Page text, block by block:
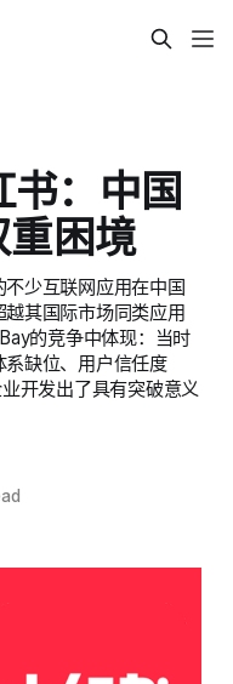
：中国
困境
少互联网应用在中国
其国际市场同类应用
的竞争中体现：当时
缺位、用户信任度
开发出了具有突破意义